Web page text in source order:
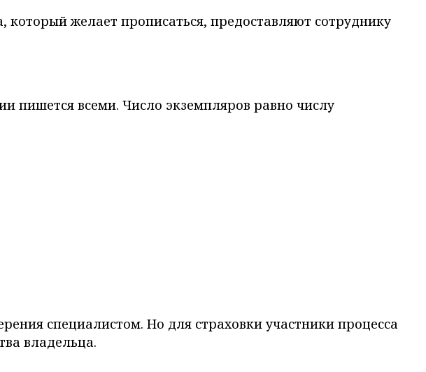
желает прописаться, предоставляют сотруднику
пишется всеми. Число экземпляров равно числу
специалистом. Но для страховки участники процесса
владельца.